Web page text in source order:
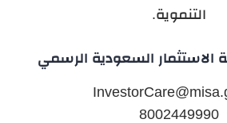
التنموية.
الاستثمار السعودية الرسمي
8002449990